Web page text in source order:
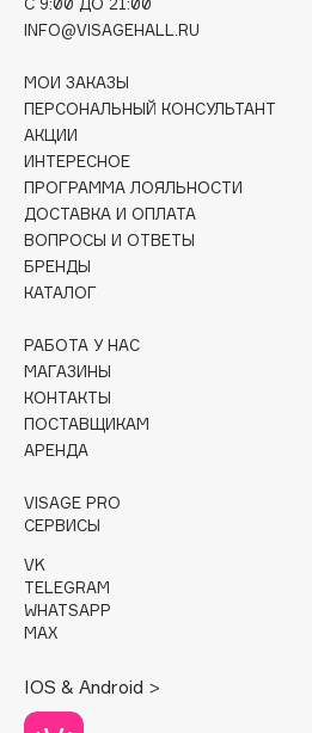
Deonica
Dior
Divage
Dolce & Gabbana
Dolomit
Dorco
DP Daily Perfection
Dr. Vranjes Firenze
Dr.Ceuracle
Dr.Jart+
DSD de Luxe
Dyson
E
Eat My
Ecolatier
EGG
EGIA
INFO@VISAGEHALL.RU
МОИ ЗАКАЗЫ
ПЕРСОНАЛЬНЫЙ КОНСУЛЬТАНТ
АКЦИИ
ИНТЕРЕСНОЕ
ПРОГРАММА ЛОЯЛЬНОСТИ
ДОСТАВКА И ОПЛАТА
ВОПРОСЫ И ОТВЕТЫ
БРЕНДЫ
КАТАЛОГ
РАБОТА У НАС
МАГАЗИНЫ
КОНТАКТЫ
ПОСТАВЩИКАМ
АРЕНДА
VISAGE PRO
СЕРВИСЫ
VK
TELEGRAM
WHATSAPP
MAX
IOS & Android >